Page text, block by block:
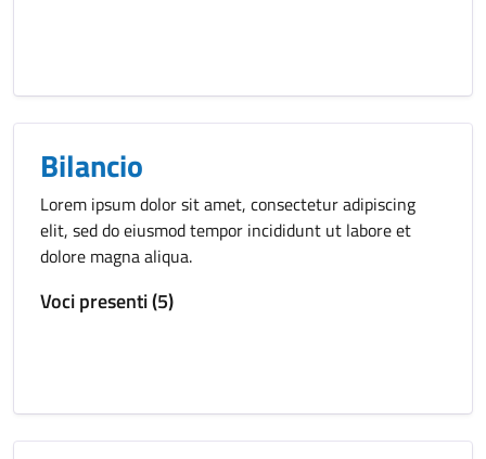
Bilancio
Lorem ipsum dolor sit amet, consectetur adipiscing
elit, sed do eiusmod tempor incididunt ut labore et
dolore magna aliqua.
Voci presenti (5)